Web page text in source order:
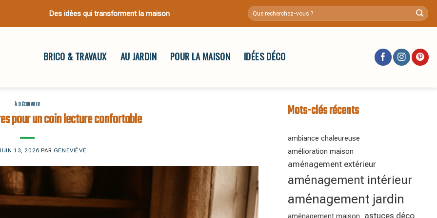
Des idées qui transforment la maison
BRICO & TRAVAUX AU JARDIN POUR LA MAISON IDÉES DÉCO
À DÉCOUVRIR
pour un coin lecture confortable
13, 2026 PAR GENEVIÈVE
Mots-clés récents
ambiance chaleureuse
amélioration maison
aménagement extérieur
aménagement intérieur
aménagement jardin
astuces déco